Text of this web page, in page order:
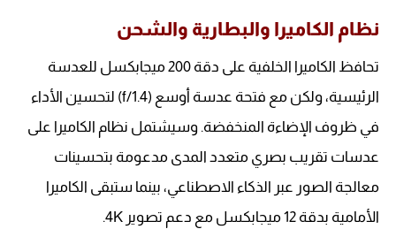
نظام الكاميرا والبطارية والشحن
تحافظ الكاميرا الخلفية على دقة 200 ميجابكسل للعدسة
الرئيسية، ولكن مع فتحة عدسة أوسع (f/1.4) لتحسين الأداء
في ظروف الإضاءة المنخفضة. وسيشتمل نظام الكاميرا على
عدسات تقريب بصري متعدد المدى مدعومة بتحسينات
معالجة الصور عبر الذكاء الاصطناعي، بينما ستبقى الكاميرا
الأمامية بدقة 12 ميجابكسل مع دعم تصوير 4K.